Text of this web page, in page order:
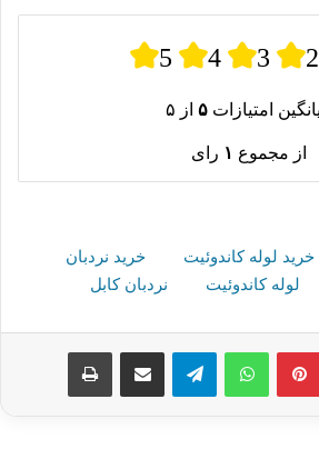
5 4 3 2
امتیازات ۵ از ۵
از مجموع ۱ رای
خرید لوله کاندوئیت
خرید نردبان
لوله کاندوئیت نردبان کابل
پینترستواتس آپ تلگرام اشتراک گذاری از طریق ایمیل چاپ